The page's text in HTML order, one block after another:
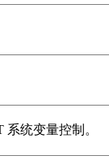
统变量控制。